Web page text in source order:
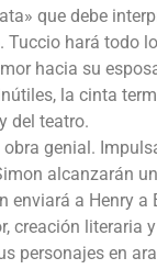
que debe
hará todo
hacia su
la cinta
del teatro.
genial.
alcanzarán
enviará a Henry a
creación literaria
personajes en